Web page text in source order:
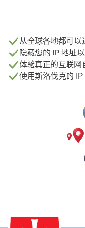
从全球各地都可以
隐藏您的 IP 地址
体验真正的互联网
使用斯洛伐克的 IP